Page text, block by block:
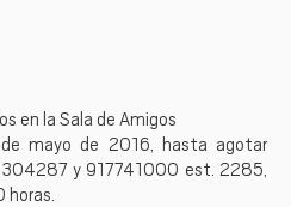
en la Sala de Amigos
mayo de 2016, hasta agotar
y 917741000 est. 2285,
horas.